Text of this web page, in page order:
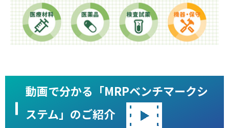
動画で分かる「MRPベンチマークシ
ステム」のご紹介